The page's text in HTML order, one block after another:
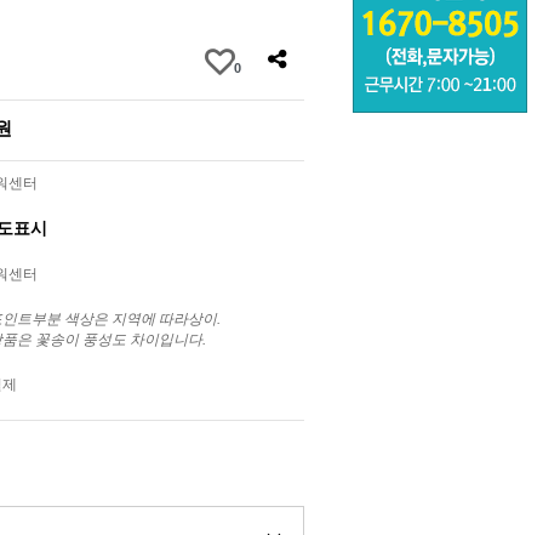
0
센터
표시
센터
트부분 색상은 지역에 따라상이.
은 꽃송이 풍성도 차이입니다.